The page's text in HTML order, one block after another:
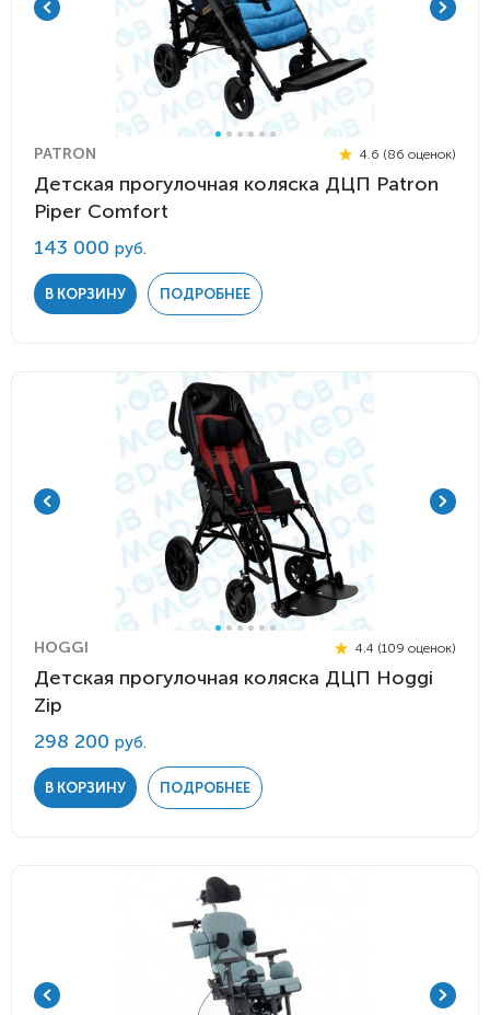
PATRON 4.6 (86 оценок)
Детская прогулочная коляска ДЦП Patron
Piper Comfort
143 000 руб.
В КОРЗИНУ ПОДРОБНЕЕ
HOGGI 4.4 (109 оценок)
Детская прогулочная коляска ДЦП Hoggi
Zip
298 200 руб.
В КОРЗИНУ ПОДРОБНЕЕ